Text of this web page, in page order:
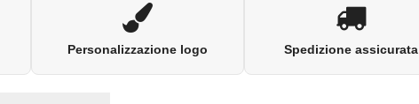
Personalizzazione logo Spedizione assicurata